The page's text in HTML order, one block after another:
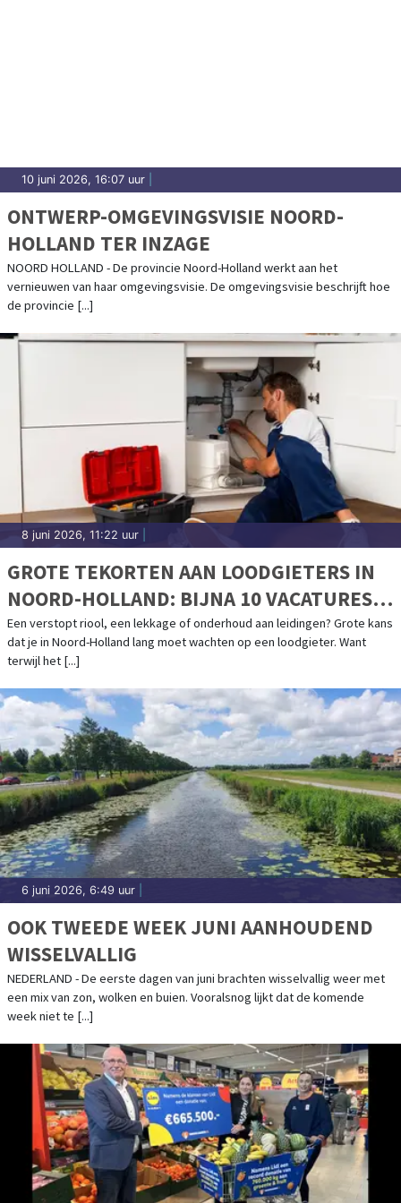
10 juni 2026, 16:07 uur
ONTWERP-OMGEVINGSVISIE NOORD-
HOLLAND TER INZAGE
NOORD HOLLAND - De provincie Noord-Holland werkt aan het
vernieuwen van haar omgevingsvisie. De omgevingsvisie beschrijft hoe
de provincie [...]
8 juni 2026, 11:22 uur
GROTE TEKORTEN AAN LOODGIETERS IN
NOORD-HOLLAND: BIJNA 10 VACATURES
PER WERKZOEKENDE
Een verstopt riool, een lekkage of onderhoud aan leidingen? Grote kans
dat je in Noord-Holland lang moet wachten op een loodgieter. Want
terwijl het [...]
6 juni 2026, 6:49 uur
OOK TWEEDE WEEK JUNI AANHOUDEND
WISSELVALLIG
NEDERLAND - De eerste dagen van juni brachten wisselvallig weer met
een mix van zon, wolken en buien. Vooralsnog lijkt dat de komende
week niet te [...]